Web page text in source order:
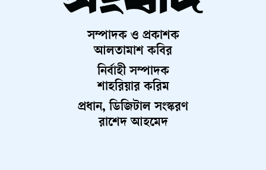
সম্পাদক ও প্রকাশক
আলতামাশ কবির
নির্বাহী সম্পাদক
শাহরিয়ার করিম
প্রধান, ডিজিটাল সংস্করণ
রাশেদ আহমেদ